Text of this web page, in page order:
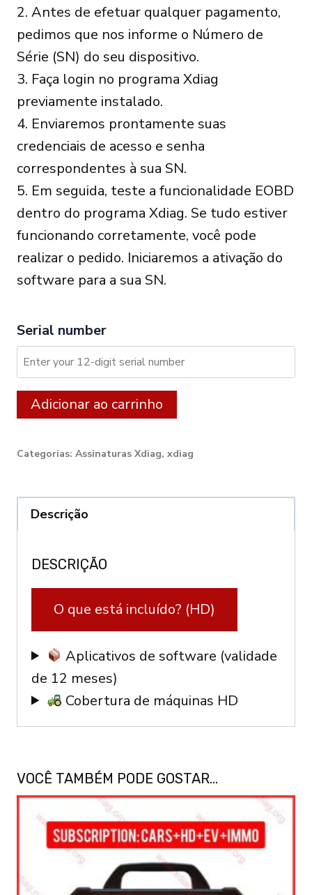
2. Antes de efetuar qualquer pagamento,
pedimos que nos informe o Número de
Série (SN) do seu dispositivo.
3. Faça login no programa Xdiag
previamente instalado.
4. Enviaremos prontamente suas
credenciais de acesso e senha
correspondentes à sua SN.
5. Em seguida, teste a funcionalidade EOBD
dentro do programa Xdiag. Se tudo estiver
funcionando corretamente, você pode
realizar o pedido. Iniciaremos a ativação do
software para a sua SN.
Serial number
XDIAG:
12
month
Trucks
quantity
Adicionar ao carrinho
Categorias: Assinaturas Xdiag, xdiag
Descrição
DESCRIÇÃO
O que está incluído? (HD)
Aplicativos de software (validade
de 12 meses)
Cobertura de máquinas HD
VOCÊ TAMBÉM PODE GOSTAR…